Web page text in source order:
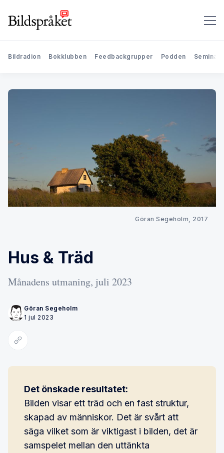
Bildradion Bokklubben Feedbackgrupper Podden
Göran Segeholm, 2017
Hus & Träd
Månadens utmaning, juli 2023
Göran Segeholm
1 jul 2023
Kopiera länk
Det önskade resultatet:
Bilden visar ett träd och en fast struktur,
skapad av människor. Det är svårt att
säga vilket som är viktigast i bilden, det är
samspelet mellan den uttänkta